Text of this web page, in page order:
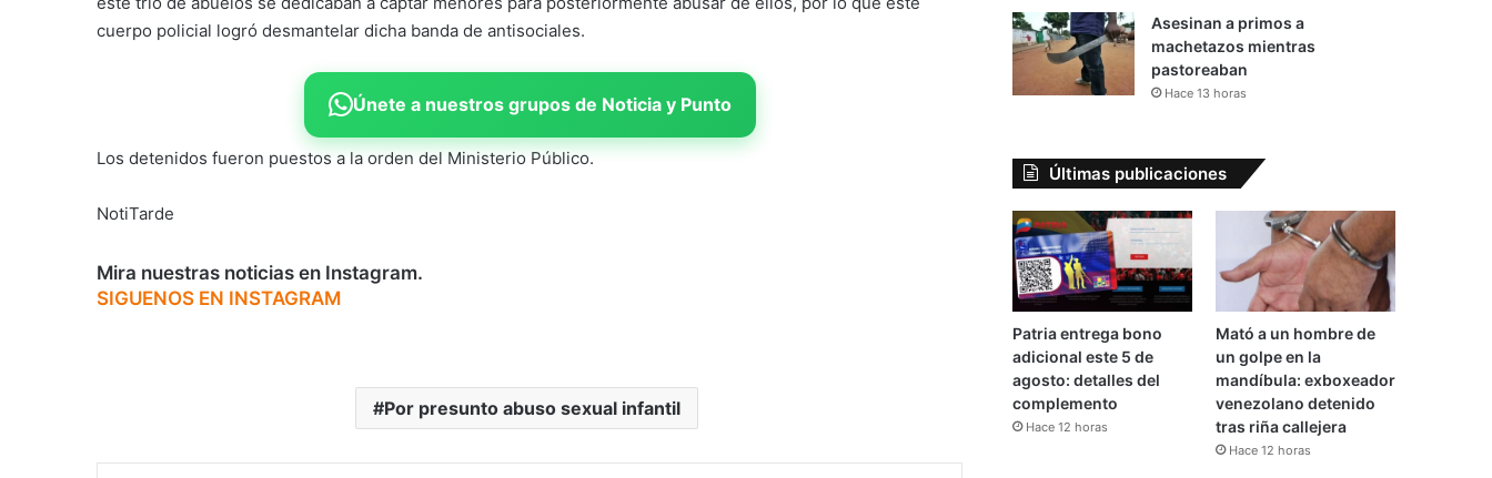
cuerpo policial logró desmantelar dicha banda de antisociales.
Únete a nuestros grupos de Noticia y Punto
Los detenidos fueron puestos a la orden del Ministerio Público.
NotiTarde
Mira nuestras noticias en Instagram.
SIGUENOS EN INSTAGRAM
Por presunto abuso sexual infantil
Asesinan a primos a
machetazos mientras
pastoreaban
Hace 13 horas
Últimas publicaciones
Patria entrega bono
adicional este 5 de
agosto: detalles del
complemento
Hace 12 horas
Mató a un hombre de
un golpe en la
mandíbula: exboxeador
venezolano detenido
tras riña callejera
Hace 12 horas